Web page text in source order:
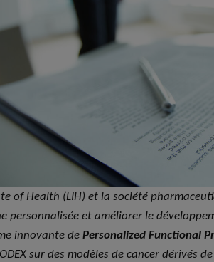
of Health (LIH) et la société
personnalisée et améliorer le
innovante de Personalized Functional
sur des modèles de cancer dérivés